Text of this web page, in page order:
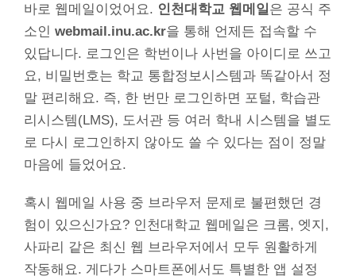
바로 웹메일이었어요. 인천대학교 웹메일 은 공식 주
소인 webmail.inu.ac.kr을 통해 언제든 접속할 수
있답니다. 로그인은 학번이나 사번을 아이디로 쓰고
요, 비밀번호는 학교 통합정보시스템과 똑같아서 정
말 편리해요. 즉, 한 번만 로그인하면 포털, 학습관
리시스템(LMS), 도서관 등 여러 학내 시스템을 별도
로 다시 로그인하지 않아도 쓸 수 있다는 점이 정말
마음에 들었어요.
혹시 웹메일 사용 중 브라우저 문제로 불편했던 경
험이 있으신가요? 인천대학교 웹메일은 크롬, 엣지,
사파리 같은 최신 웹 브라우저에서 모두 원활하게
작동해요. 게다가 스마트폰에서도 특별한 앱 설정